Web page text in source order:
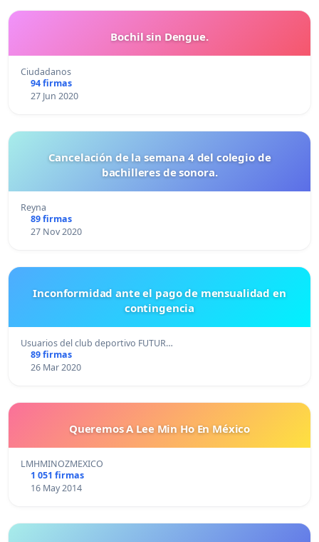
Bochil sin Dengue.
Ciudadanos
94 firmas
27 Jun 2020
Cancelación de la semana 4 del colegio de
bachilleres de sonora.
Reyna
89 firmas
27 Nov 2020
Inconformidad ante el pago de mensualidad en
contingencia
Usuarios del club deportivo FUTUR…
89 firmas
26 Mar 2020
Queremos A Lee Min Ho En México
LMHMINOZMEXICO
1 051 firmas
16 May 2014